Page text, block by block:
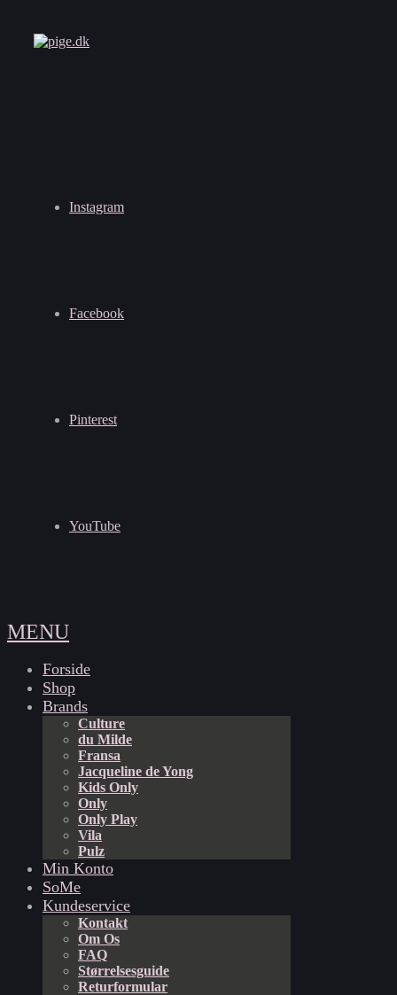
Instagram
Facebook
Pinterest
YouTube
MENU
Forside
Shop
Brands
Culture
du Milde
Fransa
Jacqueline de Yong
Kids Only
Only
Only Play
Vila
Pulz
Min Konto
SoMe
Kundeservice
Kontakt
Om Os
FAQ
Størrelsesguide
Returformular